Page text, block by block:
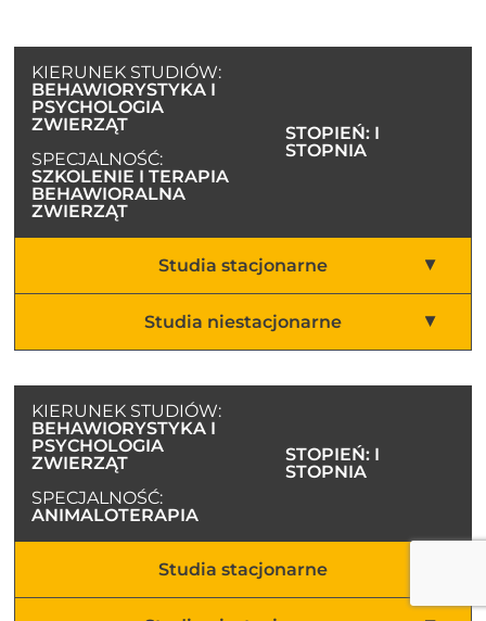
KIERUNEK STUDIÓW:
BEHAWIORYSTYKA I
PSYCHOLOGIA
ZWIERZĄT
SPECJALNOŚĆ:
SZKOLENIE I TERAPIA
BEHAWIORALNA
ZWIERZĄT
STOPIEŃ: I
STOPNIA
Studia stacjonarne
Studia niestacjonarne
KIERUNEK STUDIÓW:
BEHAWIORYSTYKA I
PSYCHOLOGIA
ZWIERZĄT
SPECJALNOŚĆ:
ANIMALOTERAPIA
STOPIEŃ: I
STOPNIA
Studia stacjonarne